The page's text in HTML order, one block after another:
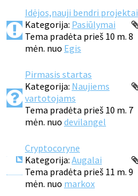
Idėjos,nauji bendri projektai
Kategorija: Pasiūlymai
Tema pradėta prieš 10 m. 8
mėn. nuo Egis
Pirmasis startas
Kategorija: Naujiems
vartotojams
Tema pradėta prieš 10 m. 7
mėn. nuo devilangel
Cryptocoryne
Kategorija: Augalai
Tema pradėta prieš 11 m. 9
mėn. nuo markox